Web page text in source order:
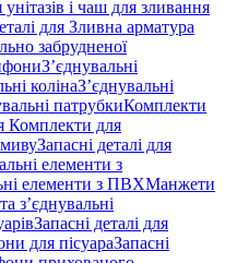
і чаш для зливання
для Зливна арматура
забрудненої
З’єднувальні
колінаЗ’єднувальні
патрубкиКомплекти
Комплекти для
Запасні деталі для
елементи з
елементи з ПВХМанжети
з’єднувальні
Запасні деталі для
для пісуараЗапасні